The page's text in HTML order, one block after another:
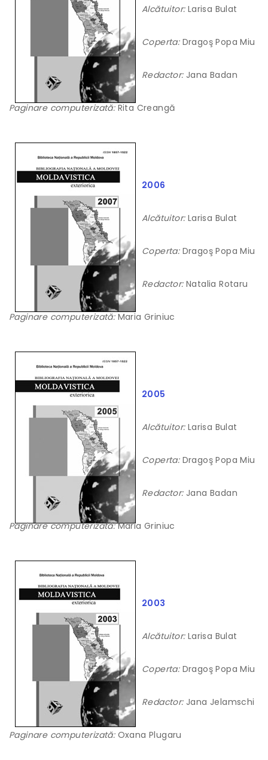
Alcătuitor: Larisa Bulat
Coperta: Dragoş Popa Miu
Redactor: Jana Badan
Paginare computerizată: Rita Creangă
2006
Alcătuitor: Larisa Bulat
Coperta: Dragoş Popa Miu
Redactor: Natalia Rotaru
Paginare computerizată: Maria Griniuc
2005
Alcătuitor: Larisa Bulat
Coperta: Dragoş Popa Miu
Redactor: Jana Badan
Paginare computerizată:Maria Griniuc
2003
Alcătuitor: Larisa Bulat
Coperta: Dragoş Popa Miu
Redactor: Jana Jelamschi
Paginare computerizată: Oxana Plugaru